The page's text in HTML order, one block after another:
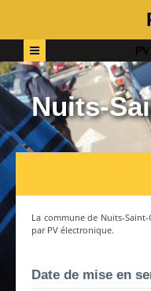
Nuits-
La commune de Nuits-Saint-
par PV électronique.
Date de mise en